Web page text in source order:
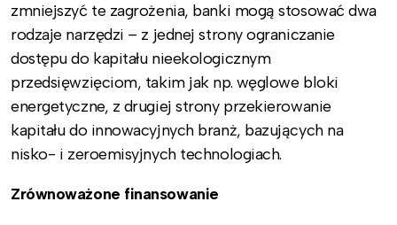
zmniejszyć te zagrożenia, banki mogą stosować dwa
rodzaje narzędzi – z jednej strony ograniczanie
dostępu do kapitału nieekologicznym
przedsięwzięciom, takim jak np. węglowe bloki
energetyczne, z drugiej strony przekierowanie
kapitału do innowacyjnych branż, bazujących na
nisko- i zeroemisyjnych technologiach.
Zrównoważone finansowanie